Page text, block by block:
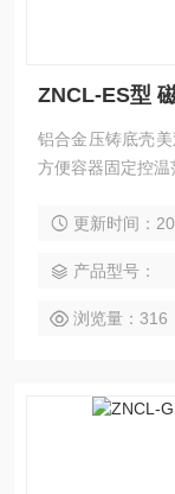
ZNCL-ES型
铝合金压铸底壳
方便容器固定控
温精度：分辨率
高温水槽，可直接
更新时间：
产品型号：
浏览量：316